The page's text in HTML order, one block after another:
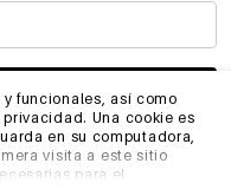
funcionales, así como
Una cookie es
en su computadora,
visita a este sitio
para el